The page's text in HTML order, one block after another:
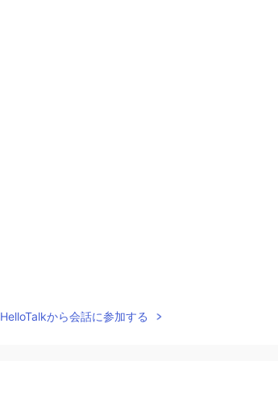
HelloTalkから会話に参加する